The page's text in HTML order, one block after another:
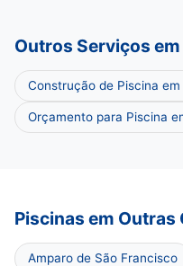
Outros Serviços
Construção de Piscina
Orçamento para Piscina
Piscinas em Outras
Amparo de São Francisco